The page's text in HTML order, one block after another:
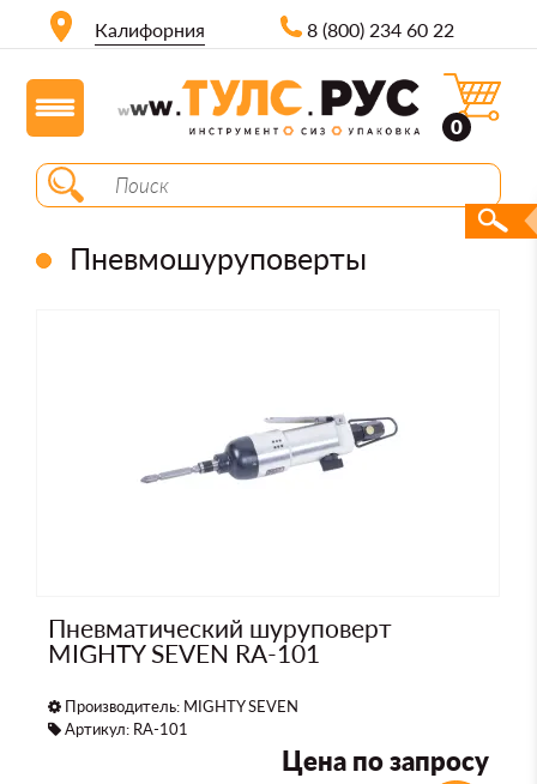
Калифорния 8 (800) 234 60 22
0
Пневмошуруповерты
Пневматический шуруповерт
MIGHTY SEVEN RA-101
Производитель: MIGHTY SEVEN
Артикул: RA-101
Цена по запросу